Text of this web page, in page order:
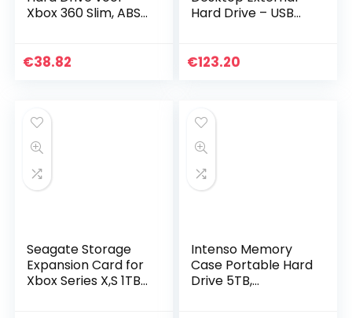
Xbox 360 Slim, ABS-
slijtage met grote
€38.82
Hard Drive – USB
€123.20
Seagate Storage
Expansion Card for
Xbox Series X,S 1TB
Intenso Memory
Case Portable Hard
Drive 5TB,